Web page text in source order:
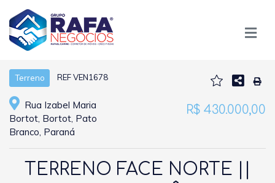
Terreno REF VEN1678
Rua Izabel Maria
Bortot, Bortot, Pato
Branco, Paraná
R$ 430.000,00
TERRENO FACE NORTE ||